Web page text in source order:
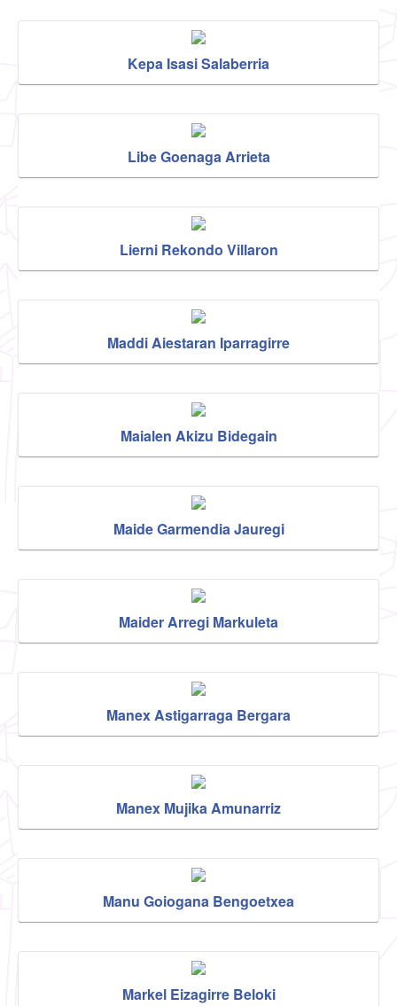
Kepa Isasi Salaberria
Libe Goenaga Arrieta
Lierni Rekondo Villaron
Maddi Aiestaran Iparragirre
Maialen Akizu Bidegain
Maide Garmendia Jauregi
Maider Arregi Markuleta
Manex Astigarraga Bergara
Manex Mujika Amunarriz
Manu Goiogana Bengoetxea
Markel Eizagirre Beloki